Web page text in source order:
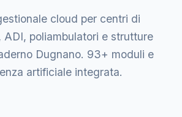
cloud per centri di
ADI, poliambulatori e strutture
Dugnano. 93+ moduli e
artificiale integrata.